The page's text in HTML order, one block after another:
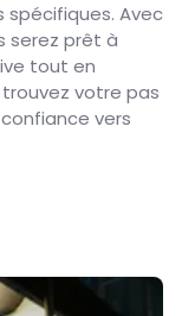
Avec
serez prêt à
tout en
votre pas
vers